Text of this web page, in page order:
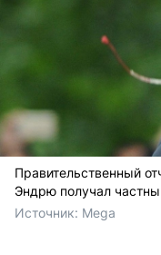
Правительственный
Эндрю получал
Источник: Mega